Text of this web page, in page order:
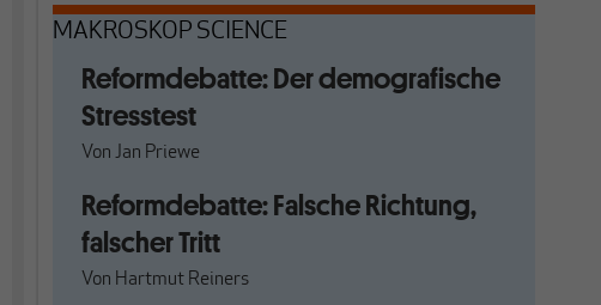
MAKROSKOP SCIENCE
Reformdebatte: Der demografische
Stresstest
Von Jan Priewe
Reformdebatte: Falsche Richtung,
falscher Tritt
Von Hartmut Reiners